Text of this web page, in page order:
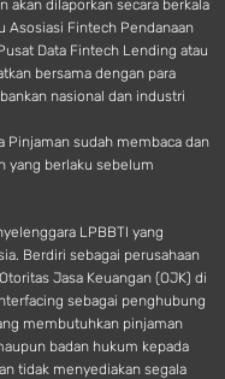
akan dilaporkan secara berkala
Asosiasi Fintech Pendanaan
Data Fintech Lending atau
bersama dengan para
nasional dan industri
Pinjaman sudah membaca dan
yang berlaku sebelum
LPBBTI yang
Berdiri sebagai perusahaan
Jasa Keuangan (OJK) di
sebagai penghubung
membutuhkan pinjaman
badan hukum kepada
tidak menyediakan segala